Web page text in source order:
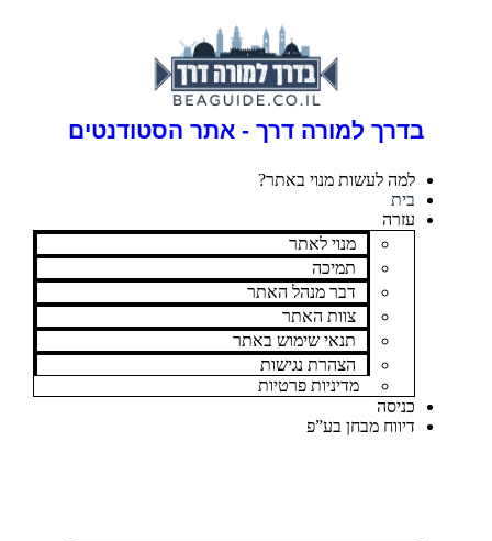
בדרך למורה דרך - אתר הסטודנטים
למה לעשות מנוי באתר?
בית
עזרה
מנוי לאתר
תמיכה
דבר מנהל האתר
צוות האתר
תנאי שימוש באתר
הצהרת נגישות
מדיניות פרטיות
כניסה
דיווח מבחן בע”פ